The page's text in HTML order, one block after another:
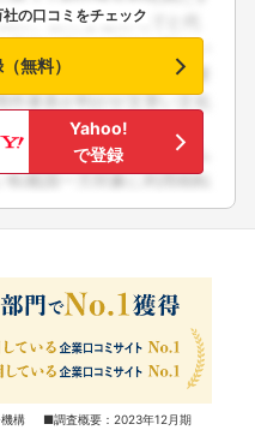
の口コミをチェック
無料）
Yahoo!
で登録
機構 ■調査概要：2023年12月期